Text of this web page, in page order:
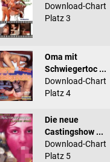
Download-Chart
Platz 3
Oma mit
Schwiegertoc ...
Download-Chart
Platz 4
Die neue
Castingshow ...
Download-Chart
Platz 5